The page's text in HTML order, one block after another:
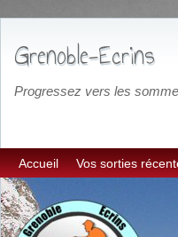
Grenoble-Ecrins
Progressez vers les
Accueil Vos sorties